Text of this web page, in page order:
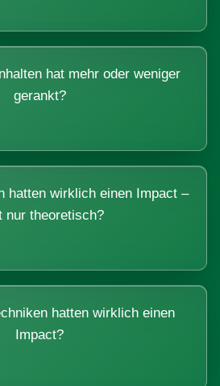
hat mehr oder weniger
gerankt?
hatten wirklich einen Impact –
nur theoretisch?
hatten wirklich einen
Impact?